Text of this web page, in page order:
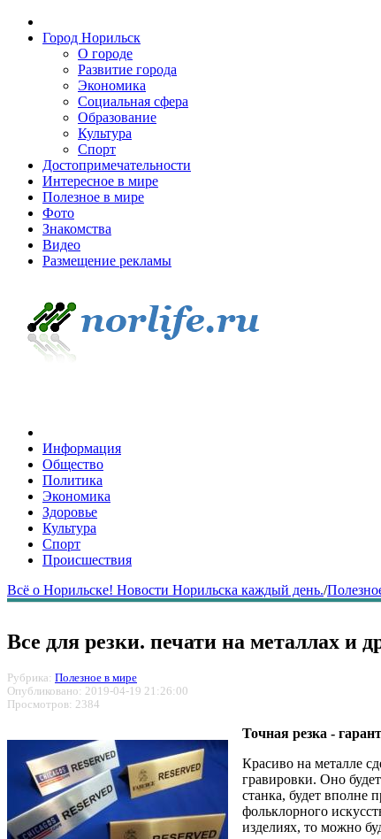
Город Норильск
О городе
Развитие города
Экономика
Социальная сфера
Образование
Культура
Спорт
Достопримечательности
Интересное в мире
Полезное в мире
Фото
Знакомства
Видео
Размещение рекламы
Информация
Общество
Политика
Экономика
Здоровье
Культура
Спорт
Происшествия
Всё о Норильске! Новости Норильска каждый день./
Все для резки. печати на металлах и
Рубрика: Полезное в мире
Опубликовано: 2019-04-19 21:26:00
Просмотров: 2384
Точная резка -
Красиво на металле
гравировки. Оно
станка, будет вполне
фольклорного
изделиях, то можно